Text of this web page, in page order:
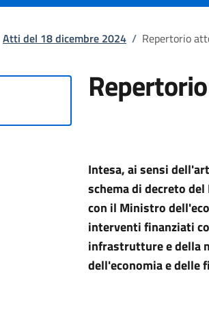
Atti del 18 dicembre 2024 / Repertorio
Intesa, ai sensi
schema di decreto
con il Ministro
interventi finanziati
infrastrutture e della
dell'economia e delle